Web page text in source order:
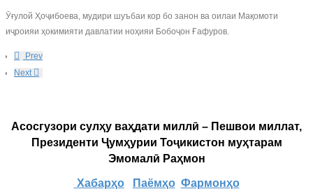
Ӯғулой Ҳоҷибоева, мудири шуъбаи кор бо занон ва оилаи Мақомоти
иҷроияи ҳокимияти давлатии ноҳияи Бобоҷон Ғафуров.
Prev
Next
Асосгузори сулҳу ваҳдати миллӣ – Пешвои миллат,
Президенти Ҷумҳурии Тоҷикистон муҳтарам
Эмомалӣ Раҳмон
Хабарҳо Паёмҳо Фармонҳо